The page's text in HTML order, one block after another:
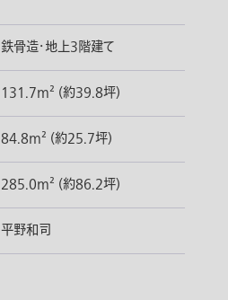
鉄骨造・地上3階建て
131.7m² (約39.8坪)
84.8m² (約25.7坪)
285.0m² (約86.2坪)
平野和司